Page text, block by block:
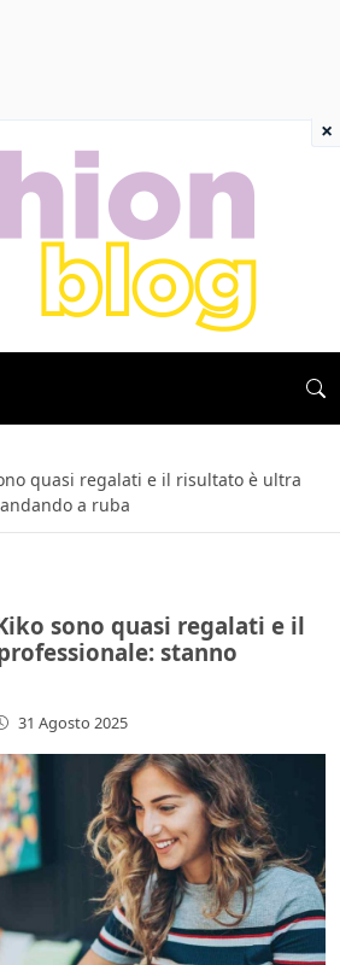
quasi regalati e il risultato è ultra
a ruba
sono quasi regalati e il
stanno
31 Agosto 2025
×